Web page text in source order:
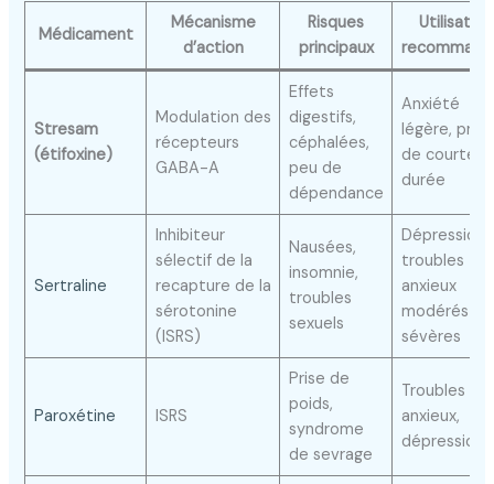
Médicament
Mécanisme
d’action
Risques
principaux
Utilisation
Stresam
(étifoxine)
Modulation des
récepteurs
GABA-A
Effets
digestifs,
céphalées,
peu de
dépendance
Anxiété
légère, prise
de courte
durée
Sertraline
Inhibiteur
sélectif de la
recapture de la
sérotonine
(ISRS)
Nausées,
insomnie,
troubles
sexuels
Dépression,
troubles
anxieux
modérés à
sévères
Paroxétine ISRS
Prise de
poids,
syndrome
de sevrage
Troubles
anxieux,
dépression